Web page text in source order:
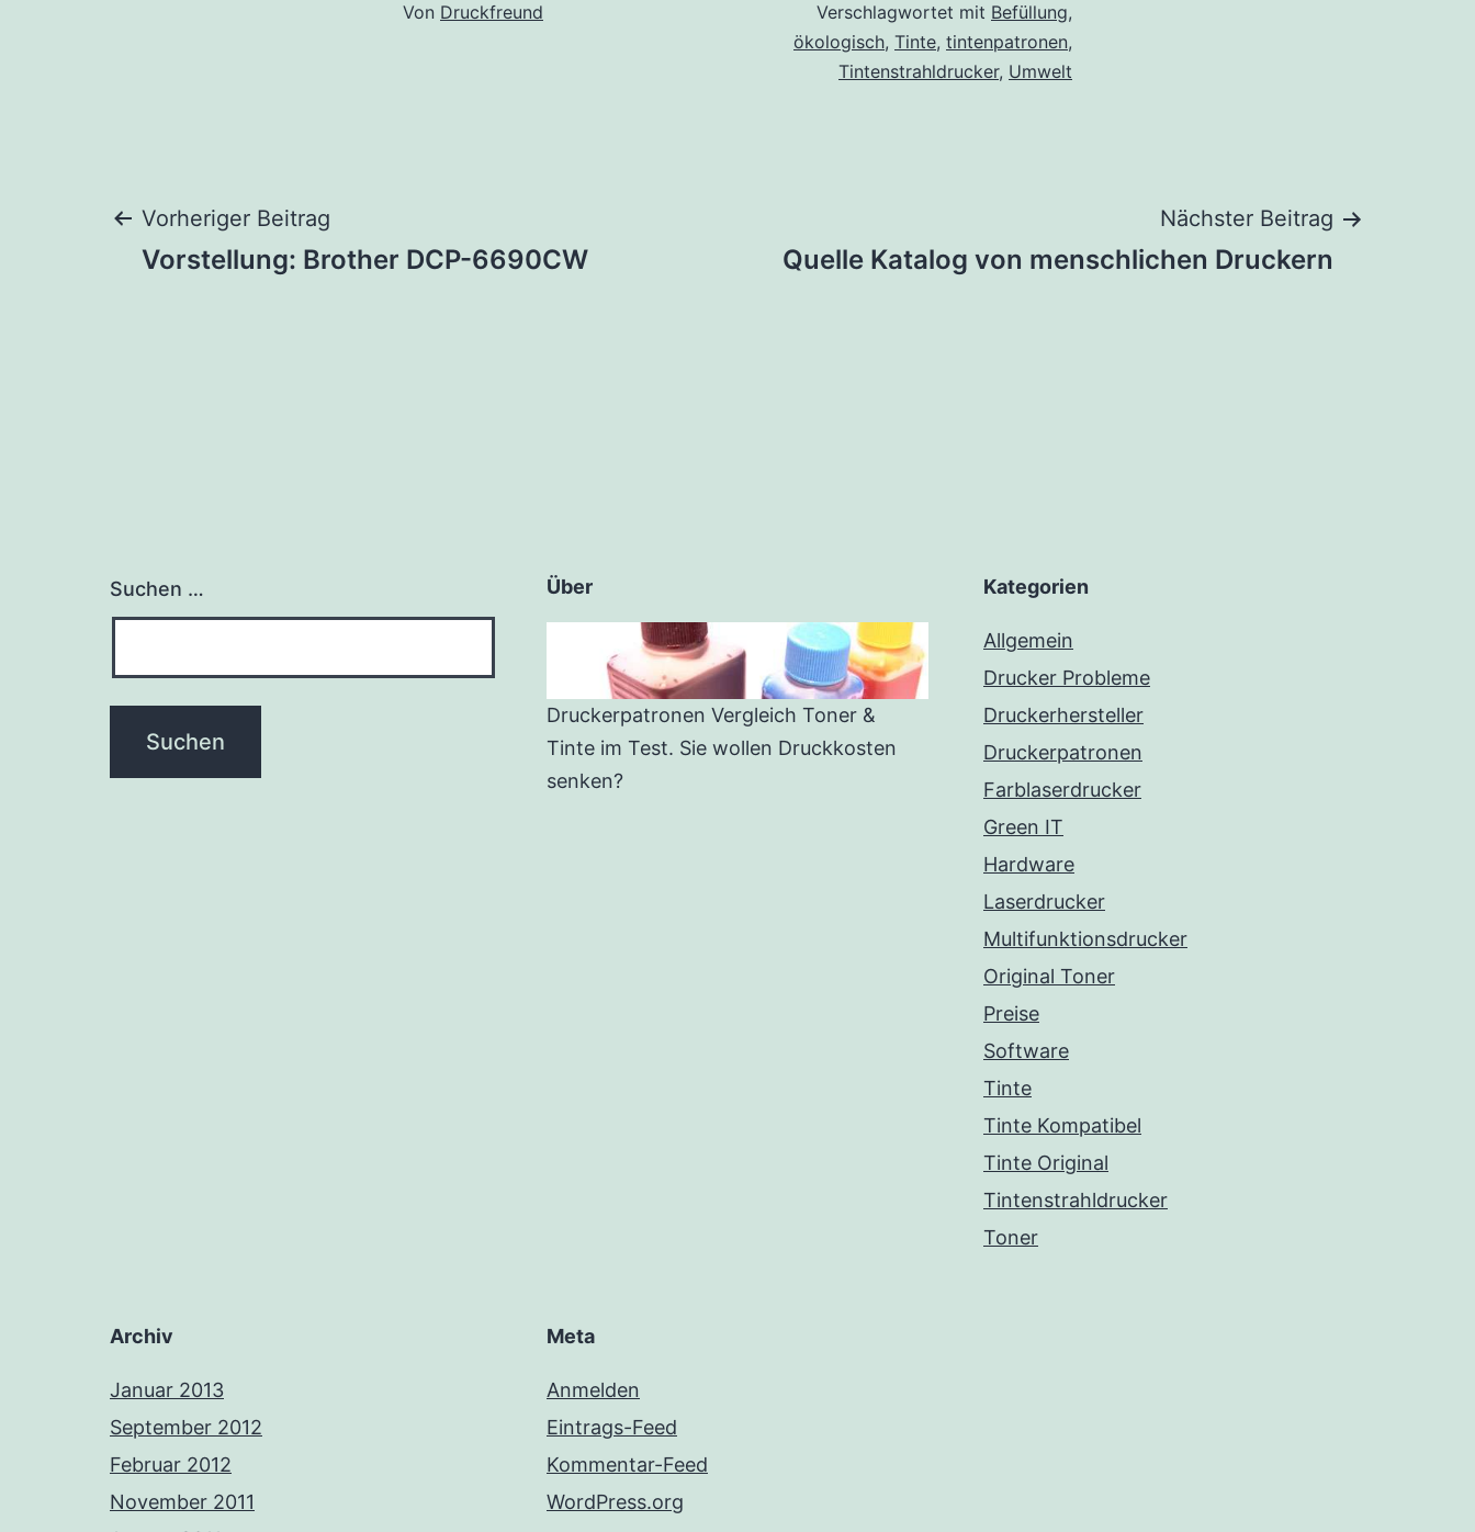
Von Druckfreund
Verschlagwortet mit Befüllung,
ökologisch, Tinte, tintenpatronen,
Tintenstrahldrucker, Umwelt
Beitragsnavigation
Vorheriger Beitrag
Vorstellung: Brother DCP-6690CW
Nächster Beitrag
Quelle Katalog von menschlichen Druckern
Suchen … Über
Druckerpatronen Vergleich Toner &
Tinte im Test. Sie wollen Druckkosten
senken?
Kategorien
Allgemein
Drucker Probleme
Druckerhersteller
Druckerpatronen
Farblaserdrucker
Green IT
Hardware
Laserdrucker
Multifunktionsdrucker
Original Toner
Preise
Software
Tinte
Tinte Kompatibel
Tinte Original
Tintenstrahldrucker
Toner
Archiv
Januar 2013
September 2012
Februar 2012
November 2011
Meta
Anmelden
Eintrags-Feed
Kommentar-Feed
WordPress.org